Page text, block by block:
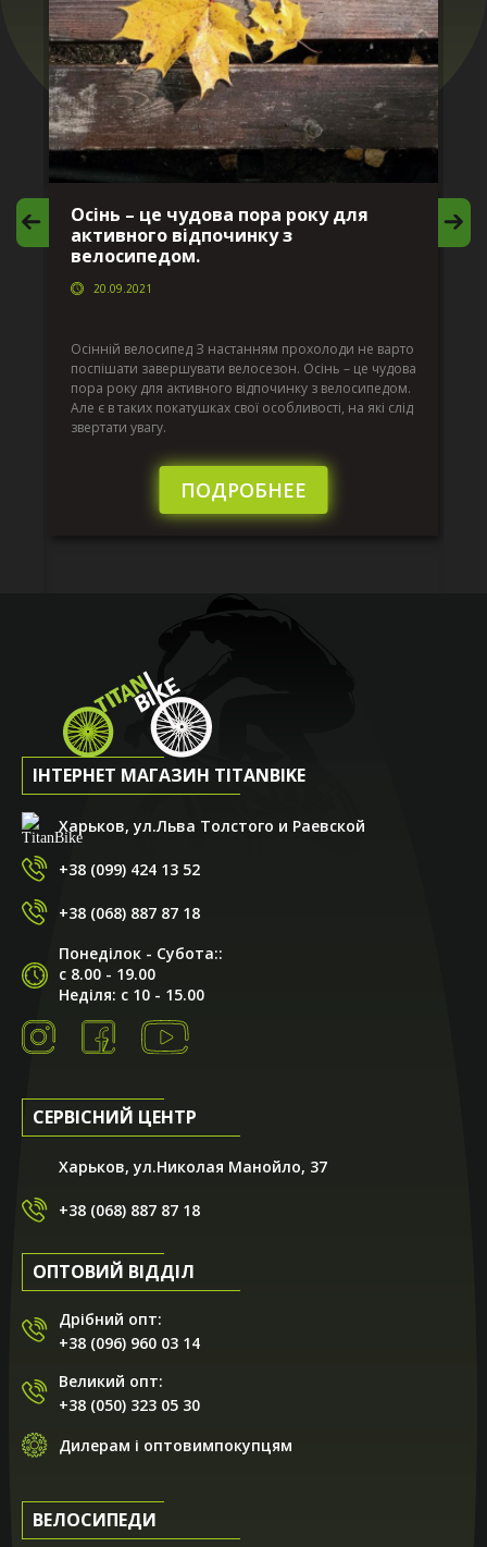
Осінь – це чудова пора року для
активного відпочинку з
велосипедом.
20.09.2021
Осінній велосипед З настанням прохолоди не варто
поспішати завершувати велосезон. Осінь – це чудова
пора року для активного відпочинку з велосипедом.
Але є в таких покатушках свої особливості, на які слід
звертати увагу.
ПОДРОБНЕЕ
ІНТЕРНЕТ МАГАЗИН TITANBIKE
Харьков, ул.Льва Толстого и Раевской
+38 (099) 424 13 52
+38 (068) 887 87 18
Понеділок - Субота::
с 8.00 - 19.00
Неділя: с 10 - 15.00
СЕРВІСНИЙ ЦЕНТР
Харьков, ул.Николая Манойло, 37
+38 (068) 887 87 18
ОПТОВИЙ ВІДДІЛ
Дрібний опт:
+38 (096) 960 03 14
Великий опт:
+38 (050) 323 05 30
Дилерам і оптовимпокупцям
ВЕЛОСИПЕДИ